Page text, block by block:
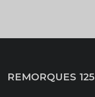
REMORQUES 125